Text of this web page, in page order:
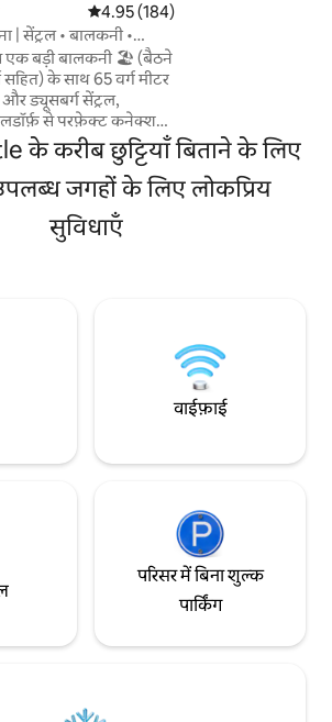
औसत रेटिंग 5 में से 4.95, 184 समीक्षाएँ
4.95 (184)
| सेंट्रल • बालकनी •
एक बड़ी बालकनी 🏖️ (बैठने
के साथ 65 वर्ग मीटर
ड्यूसबर्ग सेंट्रल,
से परफ़ेक्ट कनेक्शन
(U79/903) 🚋 सेंट्रल
हीटिंग 🔥 पूरी तरह से
के ऑफ़िस की जगह 💻
- रूम बार 🍷 Netflix के
की यात्राओं या व्यावसायिक
के करीब छुट्टियाँ बिताने के लिए
जगहों के लिए लोकप्रिय
सुविधाएँ
वाईफ़ाई
परिसर में बिना शुल्क
पार्किंग